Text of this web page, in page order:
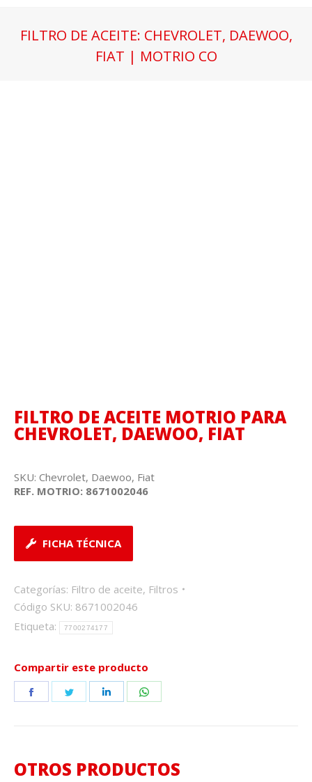
FILTRO DE ACEITE: CHEVROLET, DAEWOO,
FIAT | MOTRIO CO
FILTRO DE ACEITE MOTRIO PARA
CHEVROLET, DAEWOO, FIAT
SKU: Chevrolet, Daewoo, Fiat
REF. MOTRIO: 8671002046
FICHA TÉCNICA
Categorías: Filtro de aceite, Filtros
Código SKU: 8671002046
Etiqueta:
7700274177
Compartir este producto
Share
Share
Share
OTROS PRODUCTOS